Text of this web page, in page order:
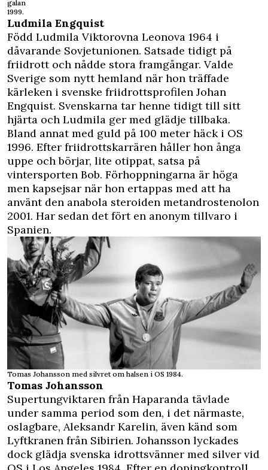
galan
1999.
Ludmila Engquist
Född Ludmila Viktorovna Leonova 1964 i
dåvarande Sovjetunionen. Satsade tidigt på
friidrott och nådde stora framgångar. Valde
Sverige som nytt hemland när hon träffade
kärleken i svenske friidrottsprofilen Johan
Engquist. Svenskarna tar henne tidigt till sitt
hjärta och Ludmila ger med glädje tillbaka.
Bland annat med guld på 100 meter häck i OS
1996. Efter friidrottskarrären håller hon ånga
uppe och börjar, lite otippat, satsa på
vintersporten Bob. Förhoppningarna är höga
men kapsejsar när hon ertappas med att ha
använt den anabola steroiden metandrostenolon
2001. Har sedan det fört en anonym tillvaro i
Spanien.
Tomas Johansson med silvret om halsen i OS 1984.
Tomas Johansson
Supertungviktaren från Haparanda tävlade
under samma period som den, i det närmaste,
oslagbare, Aleksandr Karelin, även känd som
Lyftkranen från Sibirien. Johansson lyckades
dock glädja svenska idrottsvänner med silver vid